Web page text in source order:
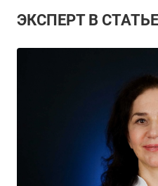
ЭКСПЕРТ В СТАТЬЕ